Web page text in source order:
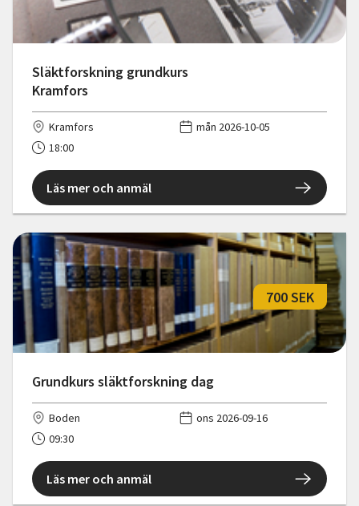
Släktforskning grundkurs
Kramfors
Kramfors
mån 2026-10-05
18:00
Läs mer och anmäl
Grundkurs släktforskning dag
700 SEK
Boden
ons 2026-09-16
09:30
Läs mer och anmäl